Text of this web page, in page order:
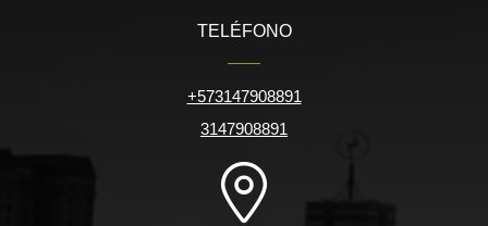
TELÉFONO
+573147908891
3147908891